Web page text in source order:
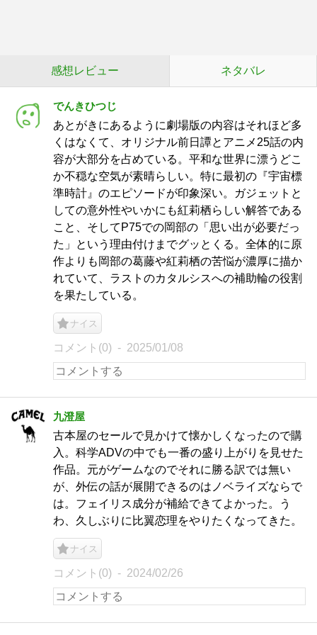
感想レビュー ネタバレ
でんきひつじ
あとがきにあるように劇場版の内容はそれほど多
くはなくて、オリジナル前日譚とアニメ25話の内
容が大部分を占めている。平和な世界に漂うどこ
か不穏な空気が素晴らしい。特に最初の『宇宙標
準時計』のエピソードが印象深い。ガジェットと
しての意外性やいかにも紅莉栖らしい解答である
こと、そしてP75での岡部の「思い出が必要だっ
た」という理由付けまでグッとくる。全体的に原
作よりも岡部の葛藤や紅莉栖の苦悩が濃厚に描か
れていて、ラストのカタルシスへの補助輪の役割
を果たしている。
ナイス
コメント(0) 2025/01/08
九澄屋
古本屋のセールで見かけて懐かしくなったので購
入。科学ADVの中でも一番の盛り上がりを見せた
作品。元がゲームなのでそれに勝る訳では無い
が、外伝の話が展開できるのはノベライズならで
は。フェイリス成分が補給できてよかった。う
わ、久しぶりに比翼恋理をやりたくなってきた。
ナイス
コメント(0) 2024/02/26